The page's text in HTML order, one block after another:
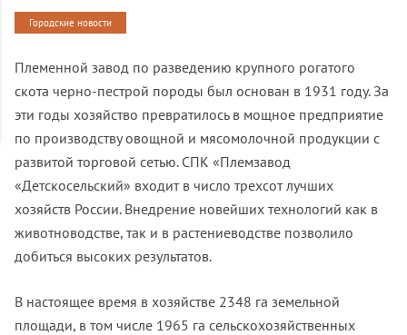
Городские новости
Племенной завод по разведению крупного рогатого
скота черно-пестрой породы был основан в 1931 году. За
эти годы хозяйство превратилось в мощное предприятие
по производству овощной и мясомолочной продукции с
развитой торговой сетью. СПК «Племзавод
«Детскосельский» входит в число трехсот лучших
хозяйств России. Внедрение новейших технологий как в
животноводстве, так и в растениеводстве позволило
добиться высоких результатов.
В настоящее время в хозяйстве 2348 га земельной
площади, в том числе 1965 га сельскохозяйственных